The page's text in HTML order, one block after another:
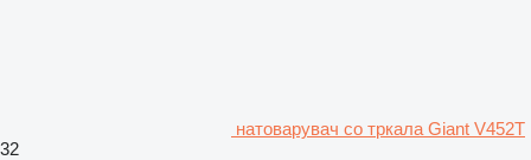
натоварувач со тркала Giant V452T
32